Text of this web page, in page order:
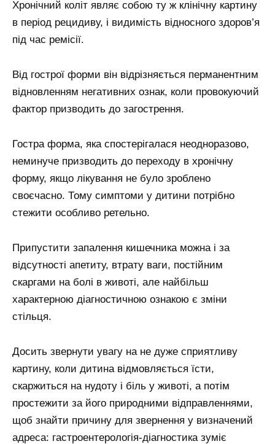
Хронічний коліт являє собою ту ж клінічну картину
в період рецидиву, і видимість відносного здоров’я
під час ремісії.
Від гострої форми він відрізняється перманентним
відновленням негативних ознак, коли провокуючий
фактор призводить до загострення.
Гостра форма, яка спостерігалася неодноразово,
неминуче призводить до переходу в хронічну
форму, якщо лікування не було зроблено
своєчасно. Тому симптоми у дитини потрібно
стежити особливо ретельно.
Припустити запалення кишечника можна і за
відсутності апетиту, втрату ваги, постійним
скаргами на болі в животі, але найбільш
характерною діагностичною ознакою є зміни
стільця.
Досить звернути увагу на не дуже сприятливу
картину, коли дитина відмовляється їсти,
скаржиться на нудоту і біль у животі, а потім
простежити за його природними відправленнями,
щоб знайти причину для звернення у визначений
адреса: гастроентерологія-діагностика зуміє